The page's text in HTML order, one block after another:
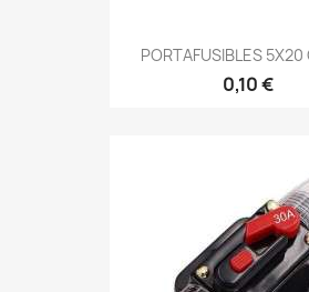
PORTAFUSIBLES 5X20
0,10 €